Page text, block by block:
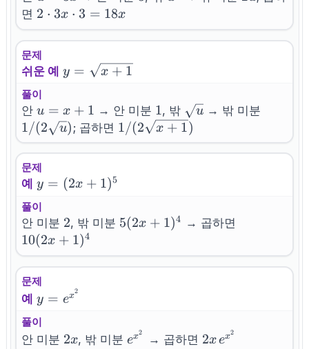
면 2\cdot
3=18x
2 ⋅ 3x ⋅ 3 = 18x
문제
쉬운 예 y=\sqrt{x+1}
y = x + 1
풀이
안 u=x+1
u = x + 1 → 안 미분 1
1, 밖 \sqrt{u}
u → 밖 미분
1/(2 u) ; 곱하면 1/(2\sqrt{x+1})
1/(2 x + 1)
문제
예 y=
(2x+1)^5
y = (2x + 1)5
풀이
안 미분 2
2, 밖 미분 5(2x+1)^4
5(2x + 1)4 → 곱하면
10(2x + 1)4
문제
예 y=e^{x^2}
y = ex2
풀이
안 미분 2x
2x, 밖 미분 e^{x^2}
ex2
→ 곱하면 2x\,e^{x^2}
2xex2